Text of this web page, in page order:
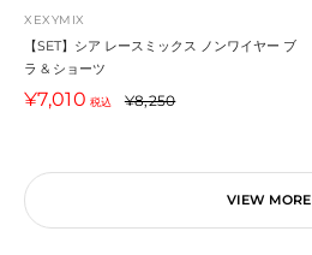
XEXYMIX
【SET】シア レースミックス ノンワイヤー ブ
ラ & ショーツ
セ
価
格
¥7,010 税込
通
格
¥8,250
VIEW MORE